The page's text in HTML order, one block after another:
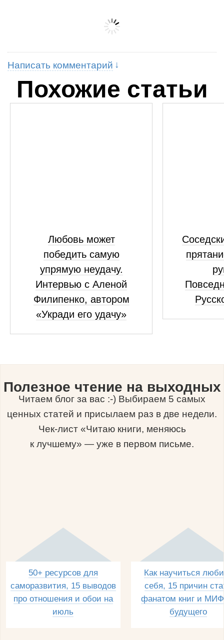
Написать комментарий
Похожие статьи
Любовь может
победить самую
упрямую неудачу.
Интервью с Аленой
Филипенко, автором
«Укради его удачу»
Полезное чтение на выходных
Читаем блог за вас :-) Выбираем 5 самых
ценных статей и присылаем раз в две недели.
Чек-лист «Читаю книги, меняюсь
к лучшему» — уже в первом письме.
50+ ресурсов для
саморазвития, 15 выводов
про отношения и обои на
июль
Как научиться
себя, 15 причин
фанатом книг и
будущего